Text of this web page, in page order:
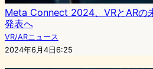
Meta Connect 2024、VRとARの
発表へ
VR/ARニュース
2024年6月4日6:25